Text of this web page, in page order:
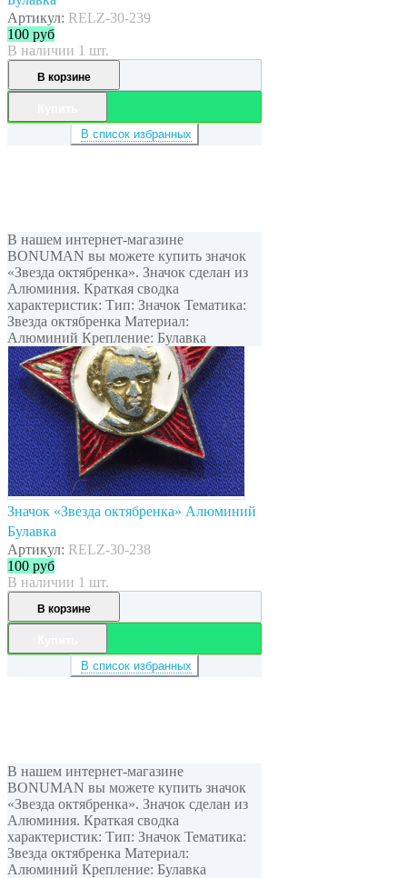
Артикул: RELZ-30-239
100 руб
В наличии 1 шт.
В корзине
В список избранных
В нашем интернет-магазине
BONUMAN вы можете купить значок
«Звезда октябренка». Значок сделан из
Алюминия. Краткая сводка
характеристик: Тип: Значок Тематика:
Звезда октябренка Материал:
Алюминий Крепление: Булавка
Значок «Звезда октябренка» Алюминий
Булавка
Артикул: RELZ-30-238
100 руб
В наличии 1 шт.
В корзине
В список избранных
В нашем интернет-магазине
BONUMAN вы можете купить значок
«Звезда октябренка». Значок сделан из
Алюминия. Краткая сводка
характеристик: Тип: Значок Тематика:
Звезда октябренка Материал:
Алюминий Крепление: Булавка